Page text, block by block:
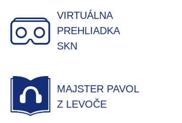
VIRTUÁLNA
PREHLIADKA
SKN
MAJSTER PAVOL
Z LEVOČE